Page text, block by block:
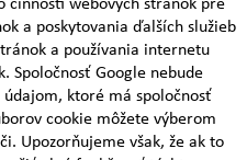
a poskytovania ďalších služieb
a používania internetu
Spoločnosť Google nebude
ktoré má spoločnosť
cookie môžete výberom
Upozorňujeme však, že ak to